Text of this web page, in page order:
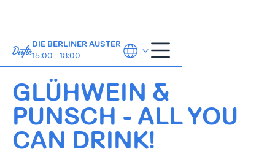
DIE BERLINER AUSTER
15:00 - 18:00
20.-21. Dez
GLÜHWEIN &
PUNSCH - ALL YOU
CAN DRINK!